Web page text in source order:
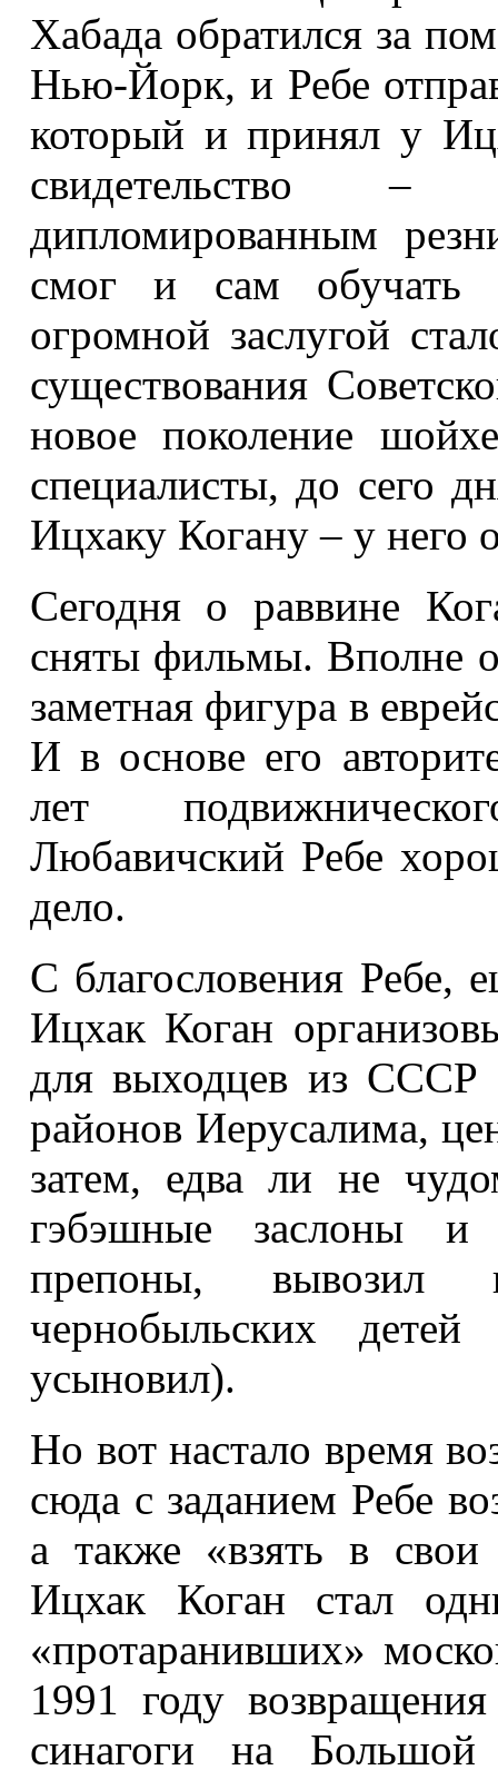
Хабада обратился за
Нью-Йорк, и Ребе
который и принял у
свидетельство
дипломированным
смог и сам обучать
огромной заслугой
существования
новое поколение
специалисты, до сего
Ицхаку Когану – у него
Сегодня о раввине
сняты фильмы. Вполне
заметная фигура в
И в основе его
лет
Любавичский Ребе
дело.
С благословения Ребе,
Ицхак Коган
для выходцев из СССР
районов Иерусалима,
затем, едва ли не
гэбэшные заслоны и
препоны,
чернобыльских
усыновил).
Но вот настало время
сюда с заданием Ребе
а также «взять в
Ицхак Коган стал
«протаранивших»
1991 году
синагоги на